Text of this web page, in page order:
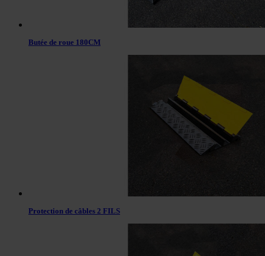
Butée de roue 180CM
Protection de câbles 2 FILS